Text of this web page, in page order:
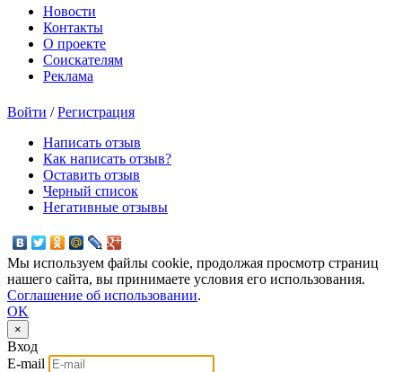
Новости
Контакты
О проекте
Соискателям
Реклама
Войти /Регистрация
Написать отзыв
Как написать отзыв?
Оставить отзыв
Черный список
Негативные отзывы
Мы используем файлы cookie, продолжая просмотр страниц
нашего сайта, вы принимаете условия его использования.
Соглашение об использовании.
OK
×
Вход
E-mail